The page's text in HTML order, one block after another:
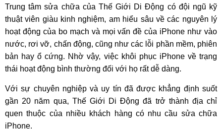
Trung tâm sửa chữa của Thế Giới Di Động có đội ngũ kỹ
thuật viên giàu kinh nghiệm, am hiểu sâu về các nguyên lý
hoạt động của bo mạch và mọi vấn đề của iPhone như vào
nước, rơi vỡ, chấn động, cũng như các lỗi phần mềm, phiên
bản hay ổ cứng. Nhờ vậy, việc khôi phục iPhone về trạng
thái hoạt động bình thường đối với họ rất dễ dàng.
Với sự chuyên nghiệp và uy tín đã được khẳng định suốt
gần 20 năm qua, Thế Giới Di Động đã trở thành địa chỉ
quen thuộc của nhiều khách hàng có nhu cầu sửa chữa
iPhone.